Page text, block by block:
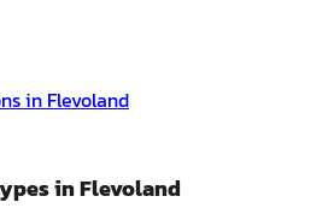
in Flevoland
inFlevoland